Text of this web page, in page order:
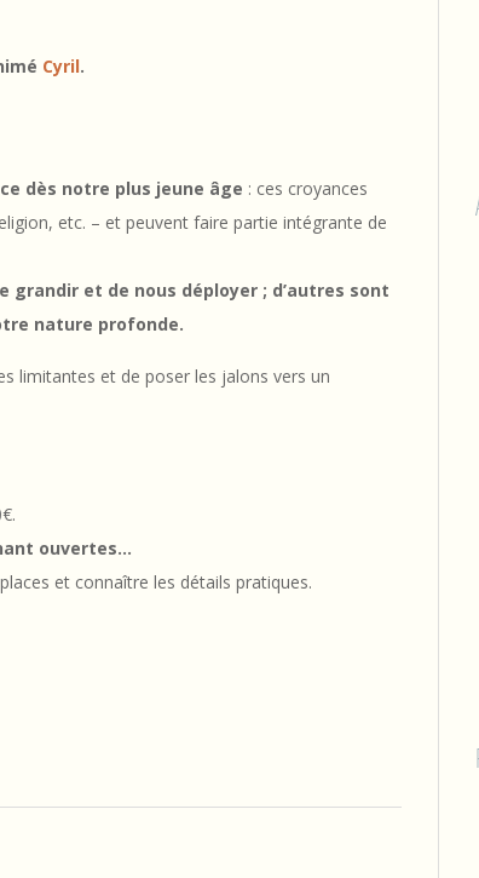
Cyril.
dès notre plus jeune âge : ces croyances
etc. – et peuvent faire partie intégrante de
et de nous déployer ; d’autres sont
nature profonde.
limitantes et de poser les jalons vers un
ouvertes…
et connaître les détails pratiques.